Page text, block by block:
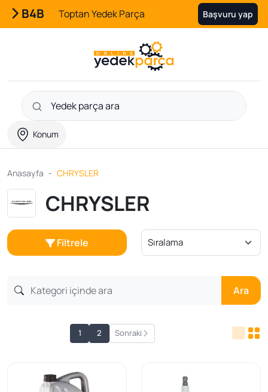
B4B Toptan Yedek Parça Başvuru yap
Konum
Anasayfa CHRYSLER
CHRYSLER
Filtrele
Ara
1 2 Sonraki